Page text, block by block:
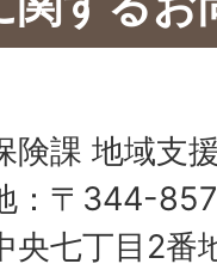
険課 地域支
：〒344-
央七丁目2番